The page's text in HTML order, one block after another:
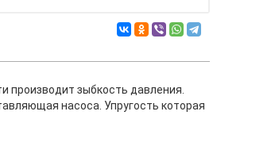
производит зыбкость давления.
насоса. Упругость которая